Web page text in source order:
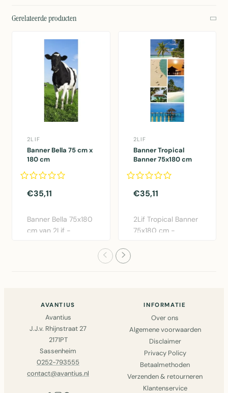
Gerelateerde producten
2LIF
Banner Bella 75 cm x
180 cm
€35,11
Banner Bella 75x180
cm van 2Lif -
2LIF
Banner Tropical
Banner 75x180 cm
€35,11
2Lif Tropical Banner
75x180 cm -
AVANTIUS
Avantius
J.J.v. Rhijnstraat 27
2171PT
Sassenheim
0252-793555
contact@avantius.nl
INFORMATIE
Over ons
Algemene voorwaarden
Disclaimer
Privacy Policy
Betaalmethoden
Verzenden & retourneren
Klantenservice